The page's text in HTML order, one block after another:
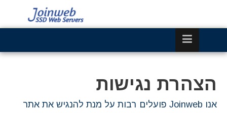
הצהרת נגישות
אנו Joinweb פועלים רבות על מנת להנגיש את אתר